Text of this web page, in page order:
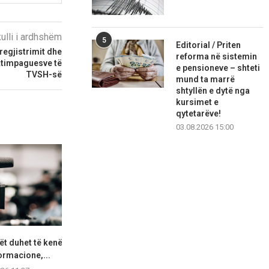
i ardhshëm
dhe
të
TVSH-së
duhet të kenë
5
Editorial / Priten
reforma në sistemin
e pensioneve – shteti
mund ta marrë
shtyllën e dytë nga
kursimet e
qytetarëve!
03.08.2026 15:00